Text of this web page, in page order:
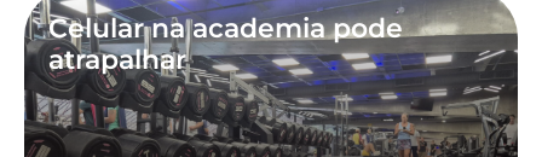
Celular na academia pode
atrapalhar